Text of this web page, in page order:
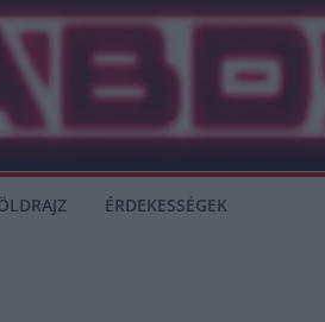
ÉRDEKESSÉGEK